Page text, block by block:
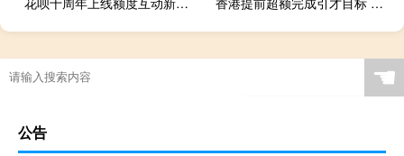
☚
公告